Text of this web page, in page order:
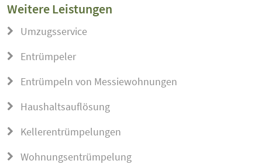
Weitere Leistungen
Umzugsservice
Entrümpeler
Entrümpeln von Messiewohnungen
Haushaltsauflösung
Kellerentrümpelungen
Wohnungsentrümpelung